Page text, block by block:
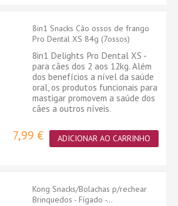
8in1 Snacks Cão ossos de frango
Pro Dental XS 84g (7ossos)
8in1 Delights Pro Dental XS -
para cães dos 2 aos 12kg. Além
dos benefícios a nível da saúde
oral, os produtos funcionais para
mastigar promovem a saúde dos
cães a outros níveis.
7,99 € ADICIONAR AO CARRINHO
Kong Snacks/Bolachas p/rechear
Brinquedos - Fígado -...